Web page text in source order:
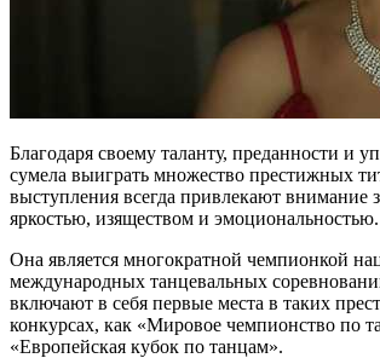
Благодаря своему таланту, преданности и
сумела выиграть множество престижных
выступления всегда привлекают внимание
яркостью, изяществом и эмоциональностью.
Она является многократной чемпионкой
международных танцевальных
включают в себя первые места в таких
конкурсах, как «Мировое чемпионство по
«Европейская кубок по танцам».